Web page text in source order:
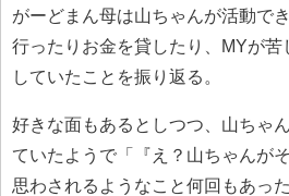
がーどまん母は山ちゃんが活動で
行ったりお金を貸したり、MYが苦
していたことを振り返る。
好きな面もあるとしつつ、山ちゃ
ていたようで「『え？山ちゃんが
思わされるようなこと何回もあっ